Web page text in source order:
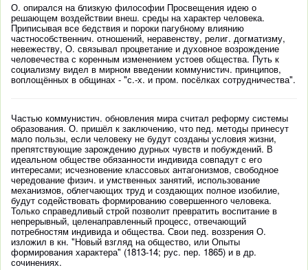
О. опирался на близкую философии Просвещения идею о
решающем воздействии внеш. среды на характер человека.
Приписывая все бедствия и пороки пагубному влиянию
частнособственнич. отношений, неравенству, религ. догматизму,
невежеству, О. связывал процветание и духовное возрождение
человечества с коренным изменением устоев общества. Путь к
социализму видел в мирном введении коммунистич. принципов,
воплощённых в общинах - "с.-х. и пром. посёлках сотрудничества".
Частью коммунистич. обновления мира считал реформу системы
образования. О. пришёл к заключению, что пед. методы принесут
мало пользы, если человеку не будут созданы условия жизни,
препятствующие зарождению дурных чувств и побуждений. В
идеальном обществе обязанности индивида совпадут с его
интересами; исчезновение классовых антагонизмов, свободное
чередование физич. и умственных занятий, использование
механизмов, облегчающих труд и создающих полное изобилие,
будут содействовать формированию совершенного человека.
Только справедливый строй позволит превратить воспитание в
непрерывный, целенаправленный процесс, отвечающий
потребностям индивида и общества. Свои пед. воззрения О.
изложил в кн. "Новый взгляд на общество, или Опыты
формирования характера" (1813-14; рус. пер. 1865) и в др.
сочинениях.